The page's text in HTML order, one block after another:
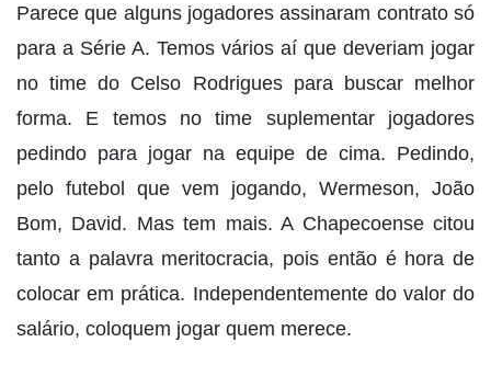
Parece que alguns jogadores assinaram contrato só
para a Série A. Temos vários aí que deveriam jogar
no time do Celso Rodrigues para buscar melhor
forma. E temos no time suplementar jogadores
pedindo para jogar na equipe de cima. Pedindo,
pelo futebol que vem jogando, Wermeson, João
Bom, David. Mas tem mais. A Chapecoense citou
tanto a palavra meritocracia, pois então é hora de
colocar em prática. Independentemente do valor do
salário, coloquem jogar quem merece.